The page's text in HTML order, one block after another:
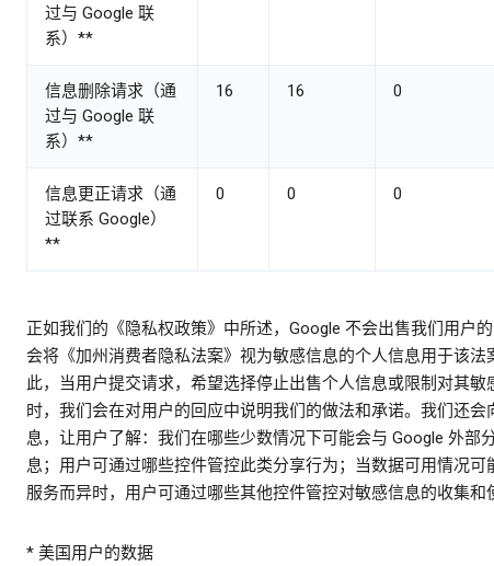
过与 Google 联
系）**
信息删除请求（通
过与 Google 联
系）**
16 16 0
信息更正请求（通
过联系 Google）
**
0 0 0
正如我们的《隐私权政策》中所述，Google 不会出售我们用户
会将《加州消费者隐私法案》视为敏感信息的个人信息用于该法
此，当用户提交请求，希望选择停止出售个人信息或限制对其敏
时，我们会在对用户的回应中说明我们的做法和承诺。我们还会
息，让用户了解：我们在哪些少数情况下可能会与 Google 外部
息；用户可通过哪些控件管控此类分享行为；当数据可用情况可
服务而异时，用户可通过哪些其他控件管控对敏感信息的收集和
* 美国用户的数据